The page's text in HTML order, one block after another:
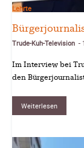
Lehrte
Trude-Kuh-Television -
Im Interview bei
den
Weiterlesen